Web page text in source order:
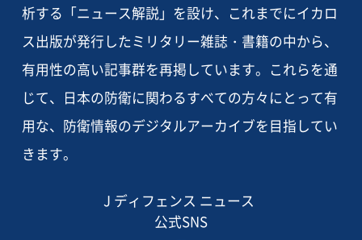
析する「ニュース解説」を設け、これまでにイカロ
ス出版が発行したミリタリー雑誌・書籍の中から、
有用性の高い記事群を再掲しています。これらを通
じて、日本の防衛に関わるすべての方々にとって有
用な、防衛情報のデジタルアーカイブを目指してい
きます。
J ディフェンス ニュース
公式SNS